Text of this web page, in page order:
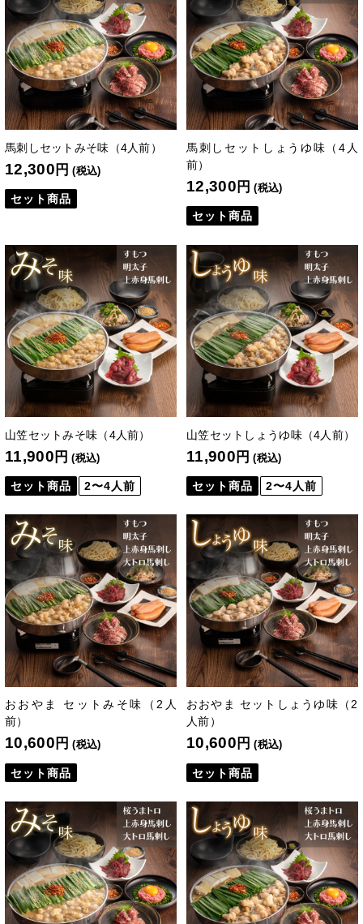
馬刺しセットみそ味（4人前）
12,300 円 (税込)
セット商品
馬刺しセットしょうゆ味（4人
前）
12,300 円 (税込)
セット商品
山笠セットみそ味（4人前）
11,900 円 (税込)
セット商品 2〜4人前
山笠セットしょうゆ味（4人前）
11,900 円 (税込)
セット商品 2〜4人前
おおやま セットみそ味（2人
前）
10,600 円 (税込)
セット商品
おおやま セットしょうゆ味（2
人前）
10,600 円 (税込)
セット商品